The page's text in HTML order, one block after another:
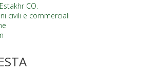
CO.
civili e commerciali